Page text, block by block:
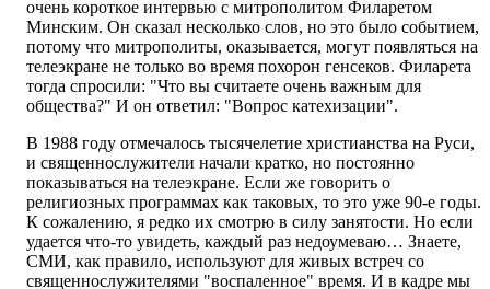
очень короткое интервью с митрополитом Филаретом
Минским. Он сказал несколько слов, но это было событием,
потому что митрополиты, оказывается, могут появляться на
телеэкране не только во время похорон генсеков. Филарета
тогда спросили: "Что вы считаете очень важным для
общества?" И он ответил: "Вопрос катехизации".
В 1988 году отмечалось тысячелетие христианства на Руси,
и священнослужители начали кратко, но постоянно
показываться на телеэкране. Если же говорить о
религиозных программах как таковых, то это уже 90-е годы.
К сожалению, я редко их смотрю в силу занятости. Но если
удается что-то увидеть, каждый раз недоумеваю… Знаете,
СМИ, как правило, используют для живых встреч со
священнослужителями "воспаленное" время. И в кадре мы